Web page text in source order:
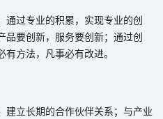
通过专业的积累，实现专业的创
品要创新，服务要创新；通过创
方法，凡事必有改进。
建立长期的合作伙伴关系；与产业